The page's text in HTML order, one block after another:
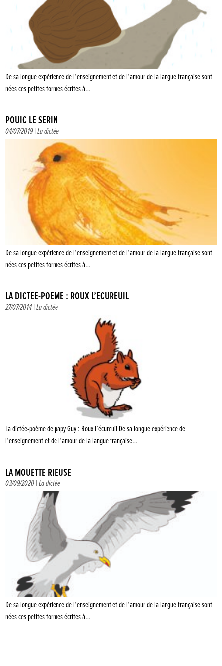
De sa longue expérience de l’enseignement et de l’amour de la langue française sont
nées ces petites formes écrites à…
POUIC LE SERIN
04/07/2019 |La dictée
De sa longue expérience de l’enseignement et de l’amour de la langue française sont
nées ces petites formes écrites à…
LA DICTÉE-POÈME : ROUX L’ÉCUREUIL
27/07/2014 |La dictée
La dictée-poème de papy Guy : Roux l’écureuil De sa longue expérience de
l’enseignement et de l’amour de la langue française…
LA MOUETTE RIEUSE
03/09/2020 |La dictée
De sa longue expérience de l’enseignement et de l’amour de la langue française sont
nées ces petites formes écrites à…